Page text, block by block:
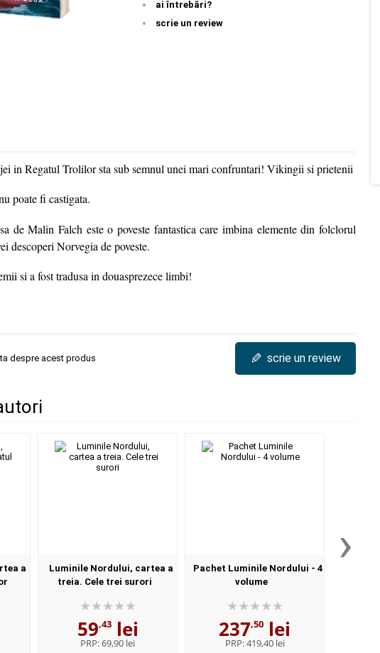
ai întrebări?
scrie un review
in Regatul Trolilor sta sub semnul unei mari confruntari! Vikingii si prietenii
poate fi castigata.
de Malin Falch este o poveste fantastica care imbina elemente din folclorul
descoperi Norvegia de poveste.
si a fost tradusa in douasprezece limbi!
despre acest produs ✎ scrie un review
a
Luminile Nordului, cartea a
treia. Cele trei surori
59,43lei
PRP:69,90 lei
Pachet Luminile Nordului - 4
volume
237,50 lei
PRP:419,40 lei
›